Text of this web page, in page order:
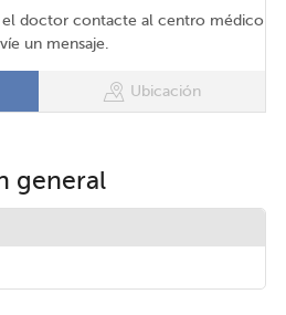
el doctor contacte al centro médico
un mensaje.
Ubicación
general